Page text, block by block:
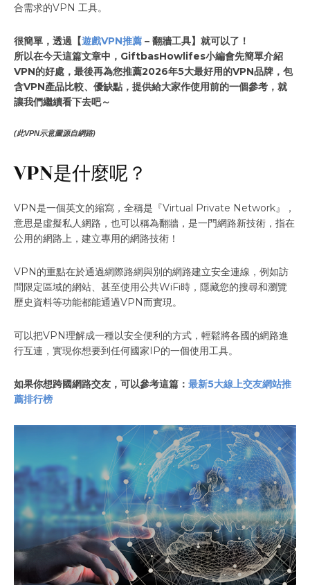
合需求的VPN 工具。
很簡單，透過【遊戲VPN推薦 – 翻牆工具】就可以了！
所以在今天這篇文章中，GiftbasHowlifes小編會先簡單介紹
VPN的好處，最後再為您推薦2026年5大最好用的VPN品牌，包
含VPN產品比較、優缺點，提供給大家作使用前的一個參考，就
讓我們繼續看下去吧～
(此VPN示意圖源自網路)
VPN是什麼呢？
VPN是一個英文的縮寫，全稱是『Virtual Private Network』，
意思是虛擬私人網路，也可以稱為翻牆，是一門網路新技術，指在
公用的網路上，建立專用的網路技術！
VPN的重點在於通過網際路網與別的網路建立安全連線，例如訪
問限定區域的網站、甚至使用公共WiFi時，隱藏您的搜尋和瀏覽
歷史資料等功能都能通過VPN而實現。
可以把VPN理解成一種以安全便利的方式，輕鬆將各國的網路進
行互連，實現你想要到任何國家IP的一個使用工具。
如果你想跨國網路交友，可以參考這篇： 最新5大線上交友網站推
薦排行榜